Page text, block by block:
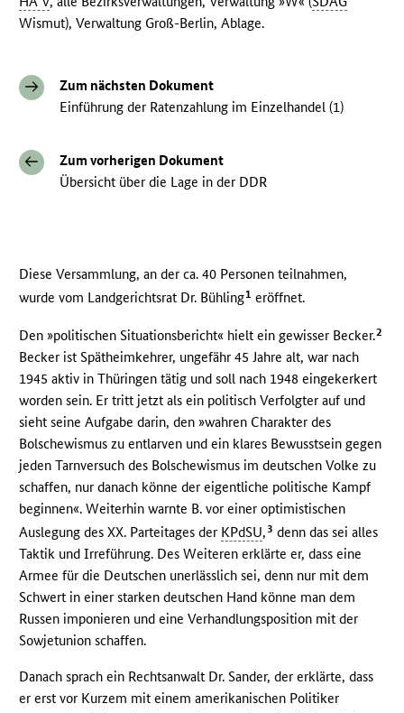
Wismut), Verwaltung Groß-Berlin, Ablage.
Zum nächsten Dokument
Einführung der Ratenzahlung im Einzelhandel (1)
Zum vorherigen Dokument
Übersicht über die Lage in der DDR
Diese Versammlung, an der ca. 40 Personen teilnahmen,
wurde vom Landgerichtsrat Dr. Bühling1 eröffnet.
Den »politischen Situationsbericht« hielt ein gewisser Becker.2
Becker ist Spätheimkehrer, ungefähr 45 Jahre alt, war nach
1945 aktiv in Thüringen tätig und soll nach 1948 eingekerkert
worden sein. Er tritt jetzt als ein politisch Verfolgter auf und
sieht seine Aufgabe darin, den »wahren Charakter des
Bolschewismus zu entlarven und ein klares Bewusstsein gegen
jeden Tarnversuch des Bolschewismus im deutschen Volke zu
schaffen, nur danach könne der eigentliche politische Kampf
beginnen«. Weiterhin warnte B. vor einer optimistischen
Auslegung des XX. Parteitages der KPdSU,3 denn das sei alles
Taktik und Irreführung. Des Weiteren erklärte er, dass eine
Armee für die Deutschen unerlässlich sei, denn nur mit dem
Schwert in einer starken deutschen Hand könne man dem
Russen imponieren und eine Verhandlungsposition mit der
Sowjetunion schaffen.
Danach sprach ein Rechtsanwalt Dr. Sander, der erklärte, dass
er erst vor Kurzem mit einem amerikanischen Politiker